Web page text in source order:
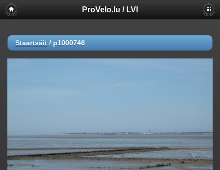
ProVelo.lu / LVI
Staartsäit / p1000746